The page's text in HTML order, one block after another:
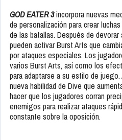
GOD EATER 3incorpora nuevas
de personalización para crear
de las batallas. Después de
pueden activar Burst Arts que
por ataques especiales. Los
varios Burst Arts, así como los
para adaptarse a su estilo de
nueva habilidad de Dive que
hacer que los jugadores corran
enemigos para realizar ataques
constante sobre la oposición.